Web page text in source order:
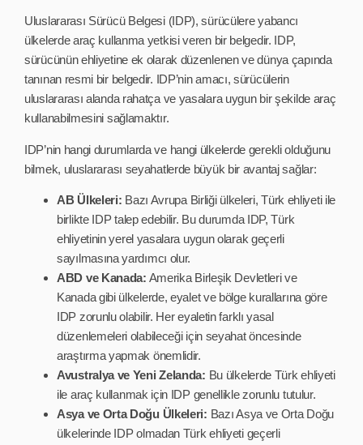
Uluslararası Sürücü Belgesi (IDP), sürücülere yabancı
ülkelerde araç kullanma yetkisi veren bir belgedir. IDP,
sürücünün ehliyetine ek olarak düzenlenen ve dünya çapında
tanınan resmi bir belgedir. IDP’nin amacı, sürücülerin
uluslararası alanda rahatça ve yasalara uygun bir şekilde araç
kullanabilmesini sağlamaktır.
IDP’nin hangi durumlarda ve hangi ülkelerde gerekli olduğunu
bilmek, uluslararası seyahatlerde büyük bir avantaj sağlar:
AB Ülkeleri: Bazı Avrupa Birliği ülkeleri, Türk ehliyeti ile
birlikte IDP talep edebilir. Bu durumda IDP, Türk
ehliyetinin yerel yasalara uygun olarak geçerli
sayılmasına yardımcı olur.
ABD ve Kanada: Amerika Birleşik Devletleri ve
Kanada gibi ülkelerde, eyalet ve bölge kurallarına göre
IDP zorunlu olabilir. Her eyaletin farklı yasal
düzenlemeleri olabileceği için seyahat öncesinde
araştırma yapmak önemlidir.
Avustralya ve Yeni Zelanda: Bu ülkelerde Türk ehliyeti
ile araç kullanmak için IDP genellikle zorunlu tutulur.
Asya ve Orta Doğu Ülkeleri: Bazı Asya ve Orta Doğu
ülkelerinde IDP olmadan Türk ehliyeti geçerli